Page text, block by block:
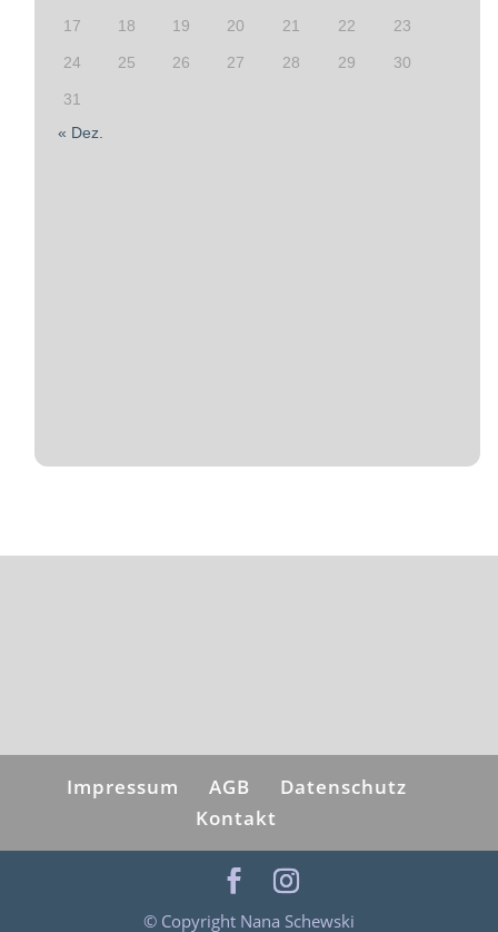
17 18 19 20 21 22 23
24 25 26 27 28 29 30
31
« Dez.
Impressum AGB
Datenschutz
Kontakt
© Copyright Nana Schewski